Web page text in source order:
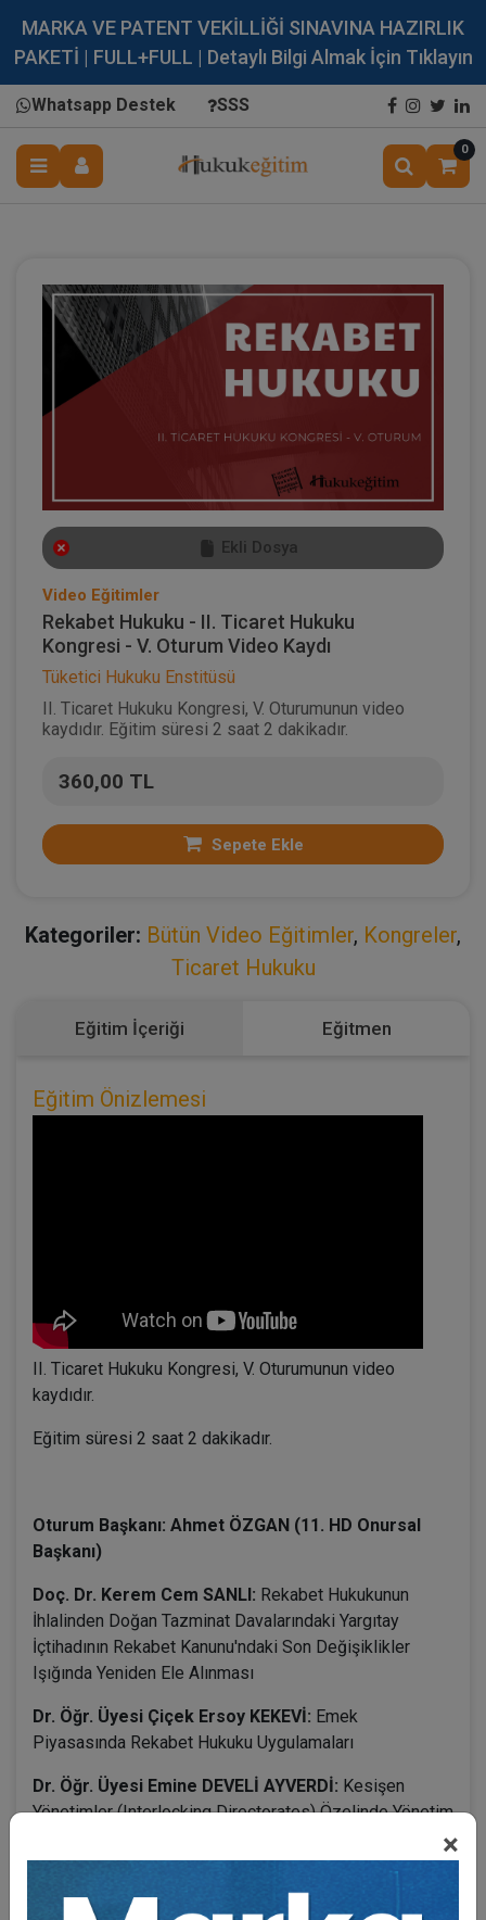
MARKA VE PATENT VEKİLLİĞİ SINAVINA HAZIRLIK
PAKETİ | FULL+FULL | Detaylı Bilgi Almak İçin Tıklayın
Whatsapp Destek SSS
0
×
Ekli Dosya
Video Eğitimler
Rekabet Hukuku - II. Ticaret Hukuku
Kongresi - V. Oturum Video Kaydı
Tüketici Hukuku Enstitüsü
II. Ticaret Hukuku Kongresi, V. Oturumunun video
kaydıdır. Eğitim süresi 2 saat 2 dakikadır.
360,00 TL
Sepete Ekle
Kategoriler: Bütün Video Eğitimler, Kongreler,
Ticaret Hukuku
Eğitim İçeriği Eğitmen
Eğitim Önizlemesi
II. Ticaret Hukuku Kongresi, V. Oturumunun video
kaydıdır.
Eğitim süresi 2 saat 2 dakikadır.
Oturum Başkanı: Ahmet ÖZGAN (11. HD Onursal
Başkanı)
Doç. Dr. Kerem Cem SANLI: Rekabet Hukukunun
İhlalinden Doğan Tazminat Davalarındaki Yargıtay
İçtihadının Rekabet Kanunu'ndaki Son Değişiklikler
Işığında Yeniden Ele Alınması
Dr. Öğr. Üyesi Çiçek Ersoy KEKEVİ: Emek
Piyasasında Rekabet Hukuku Uygulamaları
Dr. Öğr. Üyesi Emine DEVELİ AYVERDİ: Kesişen
Yönetimler (Interlocking Directorates) Özelinde Yönetim
Sorunları
Metin PEKTAŞ (Rekabet Kurumu E.